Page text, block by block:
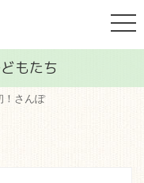
もたち
！さんぽ